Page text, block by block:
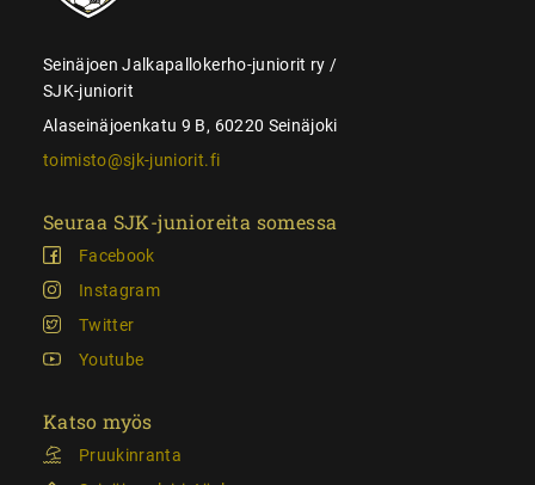
Seinäjoen Jalkapallokerho-juniorit ry /
SJK-juniorit
Alaseinäjoenkatu 9 B, 60220 Seinäjoki
toimisto@sjk-juniorit.fi
Seuraa SJK-junioreita somessa
Facebook
Instagram
Twitter
Youtube
Katso myös
Pruukinranta